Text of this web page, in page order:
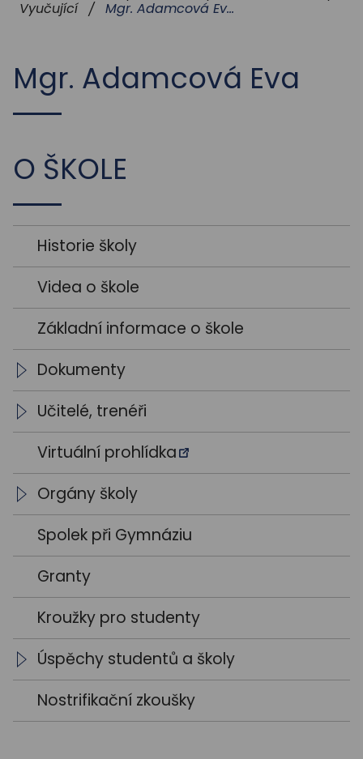
Vyučující / Mgr. Adamcová Eva
Mgr. Adamcová Eva
O ŠKOLE
Historie školy
Videa o škole
Základní informace o škole
Dokumenty
Školní vzdělávací programy
Výroční zprávy
Výsledky VŘ
Učitelé, trenéři
Vedení školy
Vyučující
Trenéři
Virtuální prohlídka
Orgány školy
Studentský parlament
Školská rada
Spolek při Gymnáziu
Granty
Kroužky pro studenty
Úspěchy studentů a školy
Školní rok 2021 / 2022
Nostrifikační zkoušky